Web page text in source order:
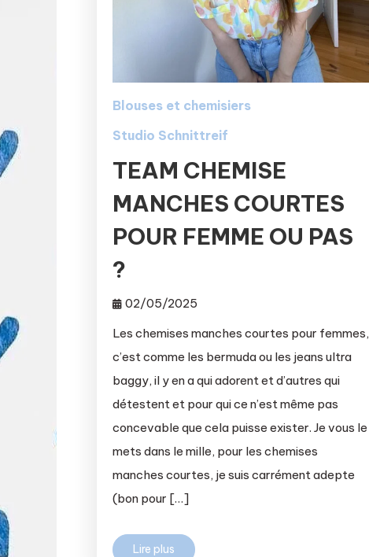
Blouses et chemisiers
Studio Schnittreif
TEAM CHEMISE
MANCHES COURTES
POUR FEMME OU PAS
?
02/05/2025
Les chemises manches courtes pour femmes,
c’est comme les bermuda ou les jeans ultra
baggy, il y en a qui adorent et d’autres qui
détestent et pour qui ce n’est même pas
concevable que cela puisse exister. Je vous le
mets dans le mille, pour les chemises
manches courtes, je suis carrément adepte
(bon pour […]
Lire plus